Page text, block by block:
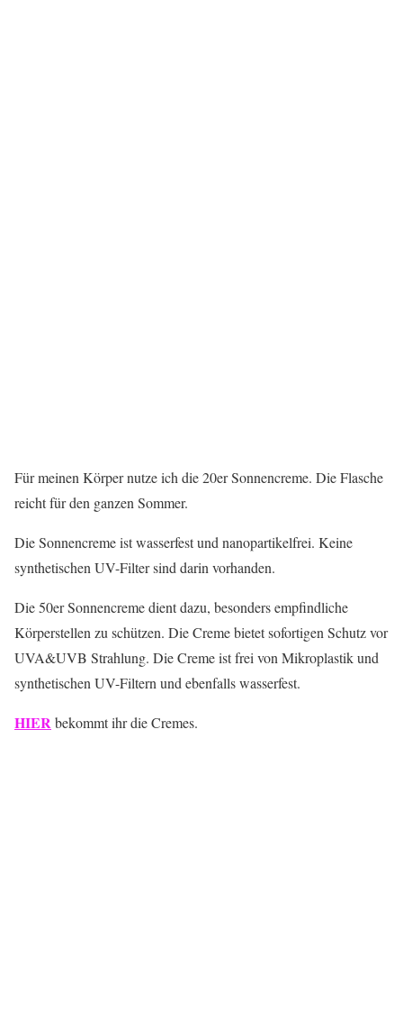
Für meinen Körper nutze ich die 20er Sonnencreme. Die Flasche
reicht für den ganzen Sommer.
Die Sonnencreme ist wasserfest und nanopartikelfrei. Keine
synthetischen UV-Filter sind darin vorhanden.
Die 50er Sonnencreme dient dazu, besonders empfindliche
Körperstellen zu schützen. Die Creme bietet sofortigen Schutz vor
UVA&UVB Strahlung. Die Creme ist frei von Mikroplastik und
synthetischen UV-Filtern und ebenfalls wasserfest.
HIERbekommt ihr die Cremes.